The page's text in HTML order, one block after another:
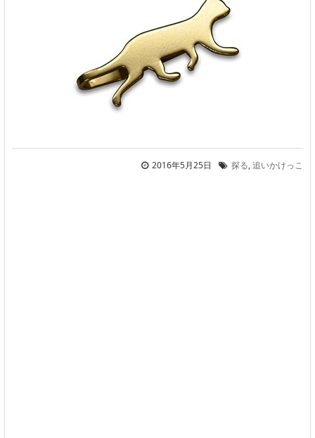
2016年5月25日 探る,追いかけっこ